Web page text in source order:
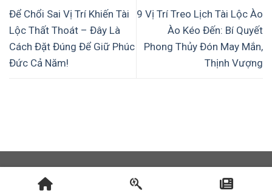
Để Chổi Sai Vị Trí Khiến Tài
Lộc Thất Thoát – Đây Là
Cách Đặt Đúng Để Giữ Phúc
Đức Cả Năm!
9 Vị Trí Treo Lịch Tài Lộc Ào
Ào Kéo Đến: Bí Quyết
Phong Thủy Đón May Mắn,
Thịnh Vượng